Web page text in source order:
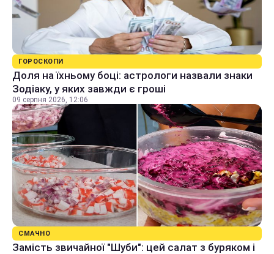
ГОРОСКОПИ
Доля на їхньому боці: астрологи назвали знаки
Зодіаку, у яких завжди є гроші
09 серпня 2026, 12:06
СМАЧНО
Замість звичайної "Шуби": цей салат з буряком і